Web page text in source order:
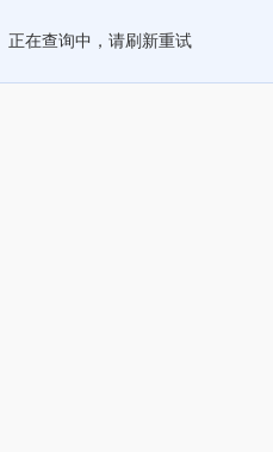
正在查询中，请刷新重试